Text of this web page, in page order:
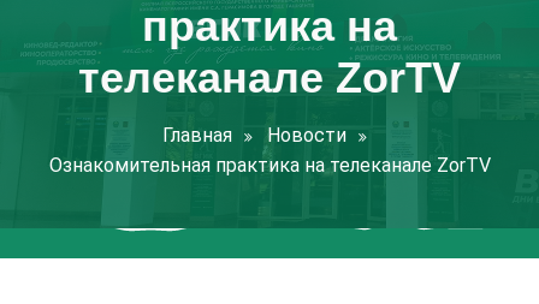
практика на
телеканале ZorTV
Главная
Новости
Ознакомительная практика на телеканале ZorTV